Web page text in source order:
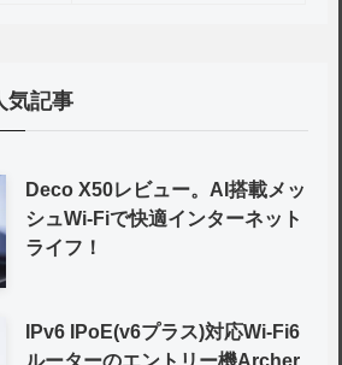
気記事
Deco X50レビュー。AI搭載メッ
シュWi-Fiで快適インターネット
ライフ！
IPv6 IPoE(v6プラス)対応Wi-Fi6
ルーターのエントリー機Archer